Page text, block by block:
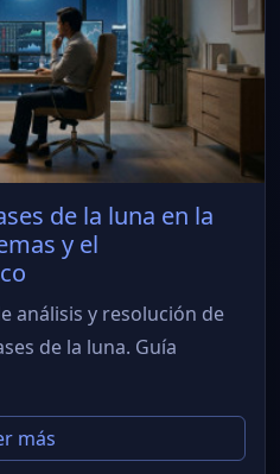
de la luna en la
y el
análisis y resolución de
de la luna. Guía
más